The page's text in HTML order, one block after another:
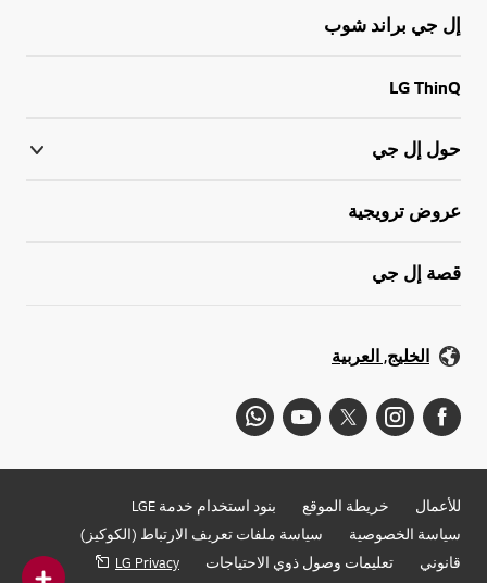
إل جي براند شوب
LG ThinQ
حول إل جي
عروض ترويجية
قصة إل جي
الخليج, العربية
للأعمال خريطة الموقع
بنود استخدام خدمة LGE
سياسة الخصوصية
سياسة ملفات تعريف الارتباط (الكوكيز)
قانوني
تعليمات وصول ذوي الاحتياجات LG Privacy